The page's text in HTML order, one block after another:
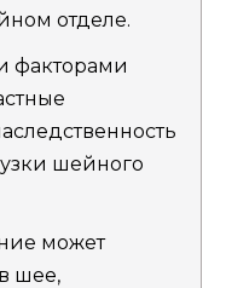
отделе.
факторами
шейного
может
шее,